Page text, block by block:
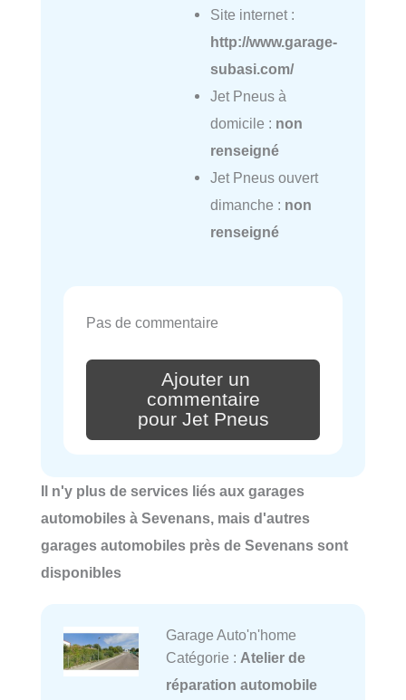
Site internet :
http://www.garage-
subasi.com/
Jet Pneus à
domicile : non
renseigné
Jet Pneus ouvert
dimanche : non
renseigné
Pas de commentaire
Ajouter un
commentaire
pour Jet Pneus
Il n'y plus de services liés aux garages
automobiles à Sevenans, mais d'autres
garages automobiles près de Sevenans sont
disponibles
Garage Auto'n'home
Catégorie : Atelier de
réparation automobile